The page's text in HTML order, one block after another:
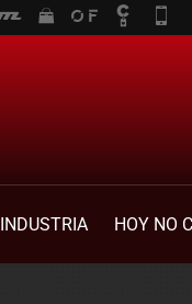
INDUSTRIA HOY NO